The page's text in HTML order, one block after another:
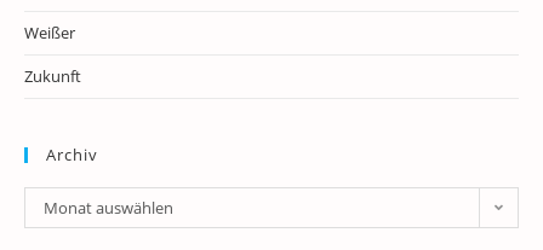
Weißer
Zukunft
Archiv
Archiv
Monat auswählen